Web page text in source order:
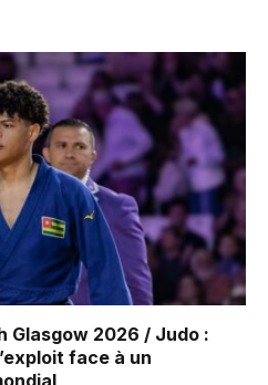
Glasgow 2026 / Judo :
face à un